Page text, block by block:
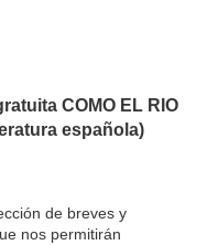
COMO EL RIO
española)
de breves y
nos permitirán